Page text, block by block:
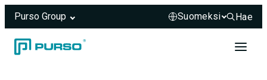
Purso Group
Hae
Hae